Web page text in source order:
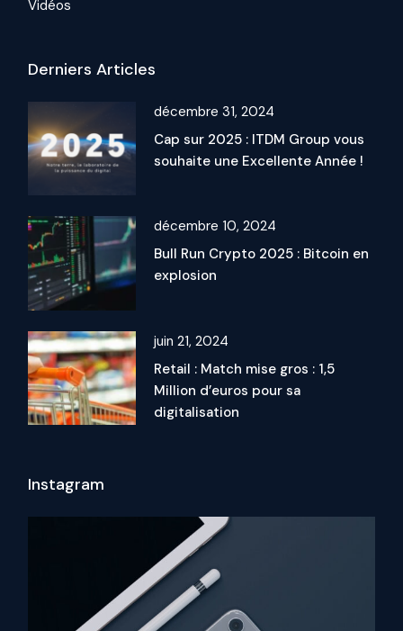
Vidéos
Derniers Articles
décembre 31, 2024
Cap sur 2025 : ITDM Group vous
souhaite une Excellente Année !
décembre 10, 2024
Bull Run Crypto 2025 : Bitcoin en
explosion
juin 21, 2024
Retail : Match mise gros : 1,5
Million d’euros pour sa
digitalisation
Instagram